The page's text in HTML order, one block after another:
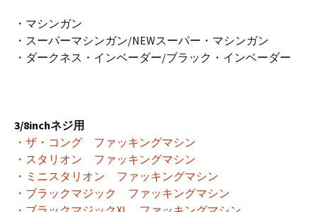
・マシンガン
・スーパーマシンガン/NEWスーパー・マシンガン
・ダークネス・インベーダー/ブラック・インベーダー
3/8inchネジ用
・ザ・コング ファッキングマシン
・スタリオン ファッキングマシン
・ミニスタリオン ファッキングマシン
・ブラックマジック ファッキングマシン